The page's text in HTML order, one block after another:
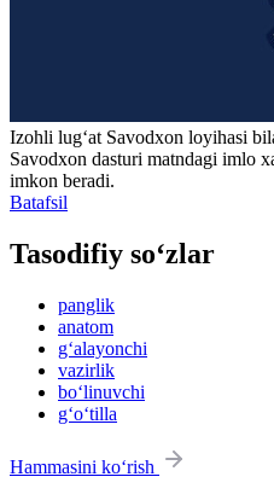
Izohli lugʻat Savodxon loyihasi
Savodxon dasturi matndagi imlo
imkon beradi.
Batafsil
Tasodifiy so‘zlar
panglik
anatom
g‘alayonchi
vazirlik
bo‘linuvchi
g‘o‘tilla
Hammasini ko‘rish